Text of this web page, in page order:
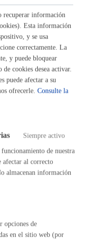
representante
en los
la persona
domicilios
recuperar información
Esta información
y se usa
correctamente. La
y puede bloquear
cookies desea activar.
puede afectar a su
ofrecerle. Consulte la
Siempre activo
funcionamiento de nuestra
afectar al correcto
almacenan información
opciones de
en el sitio web (por